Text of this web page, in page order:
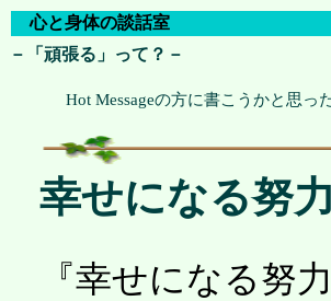
心と身体の談話室
－「頑張る」って？－
Hot Messageの方に書こうかと思
幸せになる努力
『幸せになる努